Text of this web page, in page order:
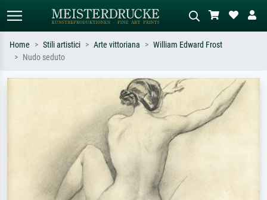
Cerca per artista, titolo o stile – es.
Impressionismo, onda di Hokusai,
Descrivi la scena – es. prato verde,
astratto con molto rosso, dipinto a
olio scuro, nudo in piedi vicino a un
albero.
Home Stili artistici Arte vittoriana
William Edward Frost
Nudo seduto